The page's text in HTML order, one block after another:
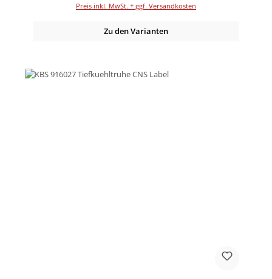
Preis inkl. MwSt. + ggf. Versandkosten
Zu den Varianten